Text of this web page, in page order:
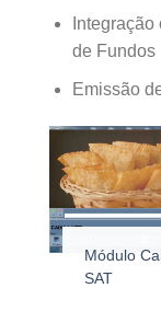
de Fundos
Emissão
Módulo
SAT